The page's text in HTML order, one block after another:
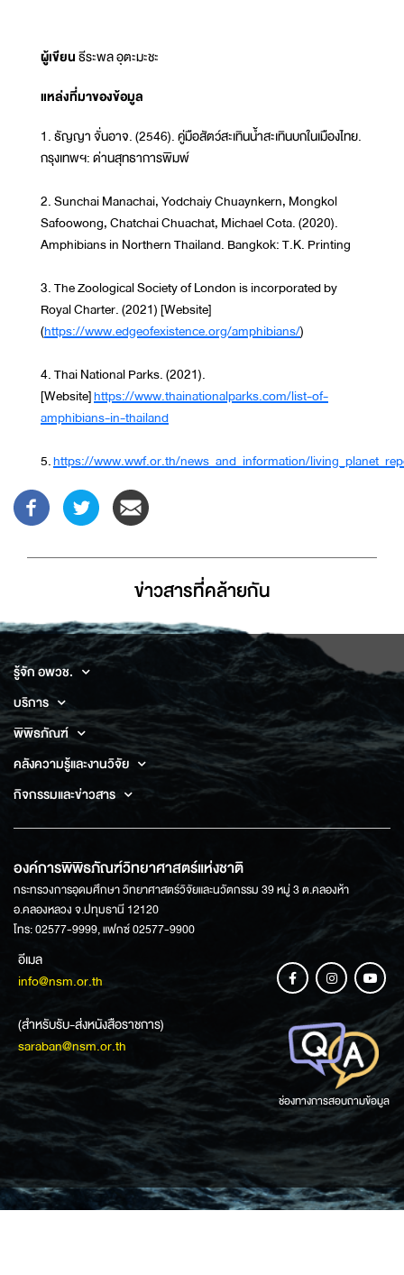
ผู้เขียนธีระพล อุตะมะชะ
แหล่งที่มาของข้อมูล
1. ธัญญา จั่นอาจ. (2546). คู่มือสัตว์สะเทินน้ำสะเทินบกในเมืองไทย.
กรุงเทพฯ: ด่านสุทธาการพิมพ์
2. Sunchai Manachai, Yodchaiy Chuaynkern, Mongkol
Safoowong, Chatchai Chuachat, Michael Cota. (2020).
Amphibians in Northern Thailand. Bangkok: T.K. Printing
3. The Zoological Society of London is incorporated by
Royal Charter. (2021) [Website]
(https://www.edgeofexistence.org/amphibians/)
4. Thai National Parks. (2021).
[Website]https://www.thainationalparks.com/list-of-
amphibians-in-thailand
5.https://www.wwf.or.th/news_and_information/
ข่าวสารที่่คล้ายกัน
รู้จัก อพวช.
บริการ
พิพิธภัณฑ์
คลังความรู้และงานวิจัย
กิจกรรมและข่าวสาร
องค์การพิพิธภัณฑ์วิทยาศาสตร์แห่งชาติ
กระทรวงการอุดมศึกษา วิทยาศาสตร์วิจัยและนวัตกรรม 39 หมู่ 3 ต.คลองห้า
อ.คลองหลวง จ.ปทุมธานี 12120
โทร: 02577-9999, แฟกซ์ 02577-9900
อีเมล
info@nsm.or.th
(สำหรับรับ-ส่งหนังสือราชการ)
saraban@nsm.or.th
ช่องทางการสอบถามข้อมูล